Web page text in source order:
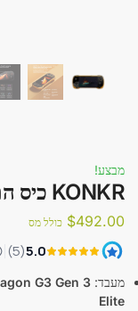
מבצע!
KONKR כיס התאמה
$492.00 כולל מס
מעבד: Qualcomm G3 Gen 3
Elite